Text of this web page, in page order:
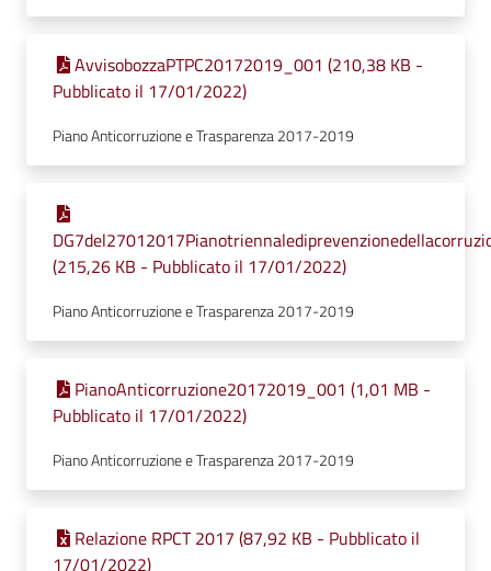
AvvisobozzaPTPC20172019_001 (210,38 KB -
Pubblicato il 17/01/2022)
Piano Anticorruzione e Trasparenza 2017-2019
(215,26 KB - Pubblicato il 17/01/2022)
Piano Anticorruzione e Trasparenza 2017-2019
PianoAnticorruzione20172019_001 (1,01 MB -
Pubblicato il 17/01/2022)
Piano Anticorruzione e Trasparenza 2017-2019
Relazione RPCT 2017 (87,92 KB - Pubblicato il
17/01/2022)